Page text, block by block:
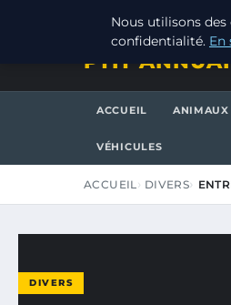
JEUDI 6 AOÛT 2026
PTIT
ACCUEIL ANIMAUX
VÉHICULES
ACCUEIL DIVERS
DIVERS
Nous utilisons
confidentialité. En